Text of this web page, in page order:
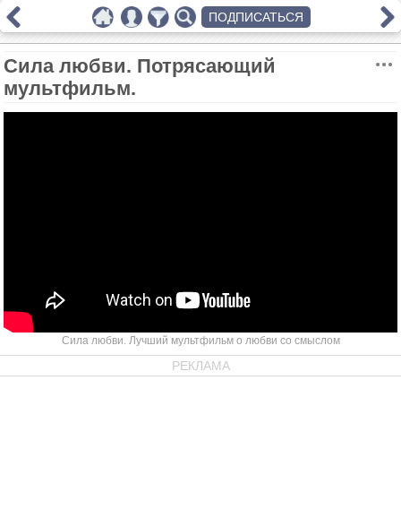
Сила любви. Потрясающий
мультфильм.
Сила любви. Лучший мультфильм о любви со смыслом
РЕКЛАМА
ПОДПИСАТЬСЯ